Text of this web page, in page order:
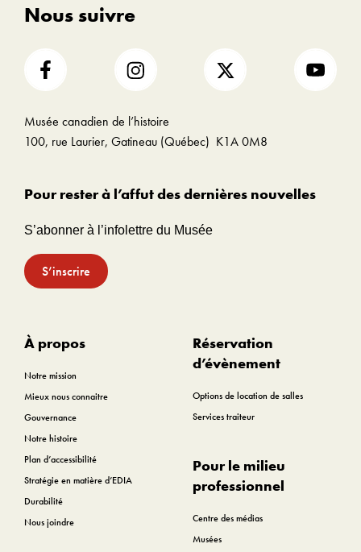
Nous suivre
Musée canadien de l’histoire
100, rue Laurier, Gatineau (Québec) K1A 0M8
Pour rester à l’affut des dernières nouvelles
S’abonner à l’infolettre du Musée
S’inscrire
À propos
Notre mission
Mieux nous connaitre
Gouvernance
Notre histoire
Plan d’accessibilité
Stratégie en matière d’EDIA
Durabilité
Nous joindre
Réservation
d’évènement
Options de location de salles
Services traiteur
Pour le milieu
professionnel
Centre des médias
Musées